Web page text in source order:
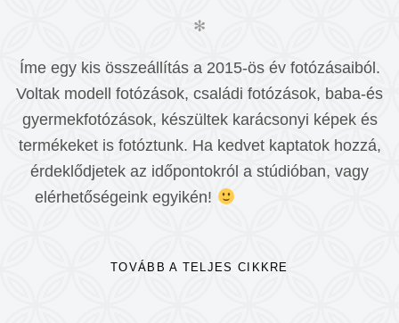
✻
Íme egy kis összeállítás a 2015-ös év fotózásaiból.
Voltak modell fotózások, családi fotózások, baba-és
gyermekfotózások, készültek karácsonyi képek és
termékeket is fotóztunk. Ha kedvet kaptatok hozzá,
érdeklődjetek az időpontokról a stúdióban, vagy
elérhetőségeink egyikén!
TOVÁBB A TELJES CIKKRE